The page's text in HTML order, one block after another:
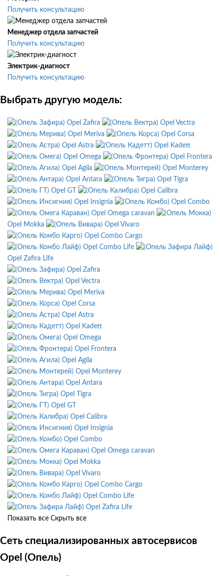
Получить консультацию
Менеджер отдела запчастей
Получить консультацию
Электрик-диагност
Получить консультацию
Выбрать другую модель:
Opel Zafira
Opel Vectra
Opel Meriva
Opel Corsa
Opel Astra
Opel Kadett
Opel Omega
Opel Frontera
Opel Agila
Opel Monterey
Opel Antara
Opel Tigra
Opel GT
Opel Calibra
Opel Insignia
Opel Combo
Opel Omega caravan
Opel Mokka
Opel Vivaro
Opel Combo Cargo
Opel Combo Life
Opel Zafira Life
Opel Zafira
Opel Vectra
Opel Meriva
Opel Corsa
Opel Astra
Opel Kadett
Opel Omega
Opel Frontera
Opel Agila
Opel Monterey
Opel Antara
Opel Tigra
Opel GT
Opel Calibra
Opel Insignia
Opel Combo
Opel Omega caravan
Opel Mokka
Opel Vivaro
Opel Combo Cargo
Opel Combo Life
Opel Zafira Life
Показать все Скрыть все
Сеть специализированных автосервисов
Opel (Опель)